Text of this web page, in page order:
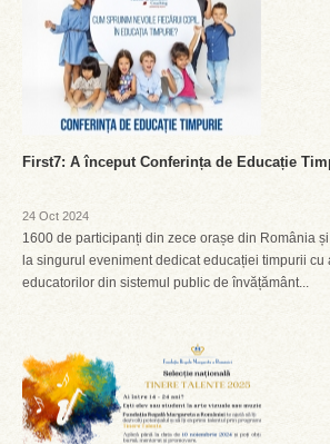
First7: A început Conferința de Educație
24 Oct 2024
1600 de participanți din zece orașe din România
la singurul eveniment dedicat educației timpurii cu
educatorilor din sistemul public de învățământ...